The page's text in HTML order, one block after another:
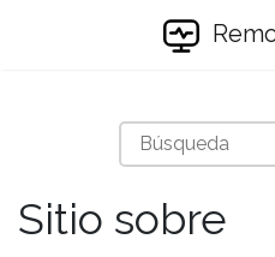
Sitio sobre